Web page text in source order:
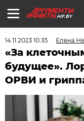
AIF.BY
14.11.2023 10:35 Елена
«За
будущее».
ОРВИ и